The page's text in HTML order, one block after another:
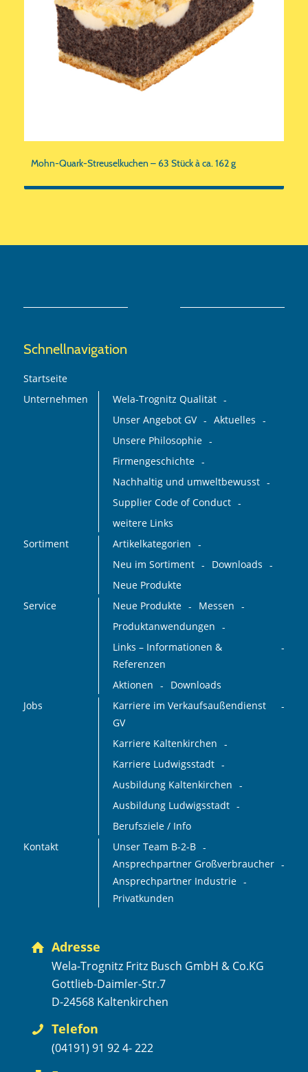
Mohn-Quark-Streuselkuchen – 63 Stück à ca. 162 g
Schnellnavigation
Startseite
Unternehmen
Wela-Trognitz Qualität
Unser Angebot GV
Aktuelles
Unsere Philosophie
Firmengeschichte
Nachhaltig und umweltbewusst
Supplier Code of Conduct
weitere Links
Sortiment
Artikelkategorien
Neu im Sortiment
Downloads
Neue Produkte
Service
Neue Produkte
Messen
Produktanwendungen
Links – Informationen &
Referenzen
Aktionen
Downloads
Jobs
Karriere im Verkaufsaußendienst
GV
Karriere Kaltenkirchen
Karriere Ludwigsstadt
Ausbildung Kaltenkirchen
Ausbildung Ludwigsstadt
Berufsziele / Info
Kontakt
Unser Team B-2-B
Ansprechpartner Großverbraucher
Ansprechpartner Industrie
Privatkunden
Adresse
Wela-Trognitz Fritz Busch GmbH & Co.KG
Gottlieb-Daimler-Str.7
D-24568 Kaltenkirchen
Telefon
(04191) 91 92 4- 222